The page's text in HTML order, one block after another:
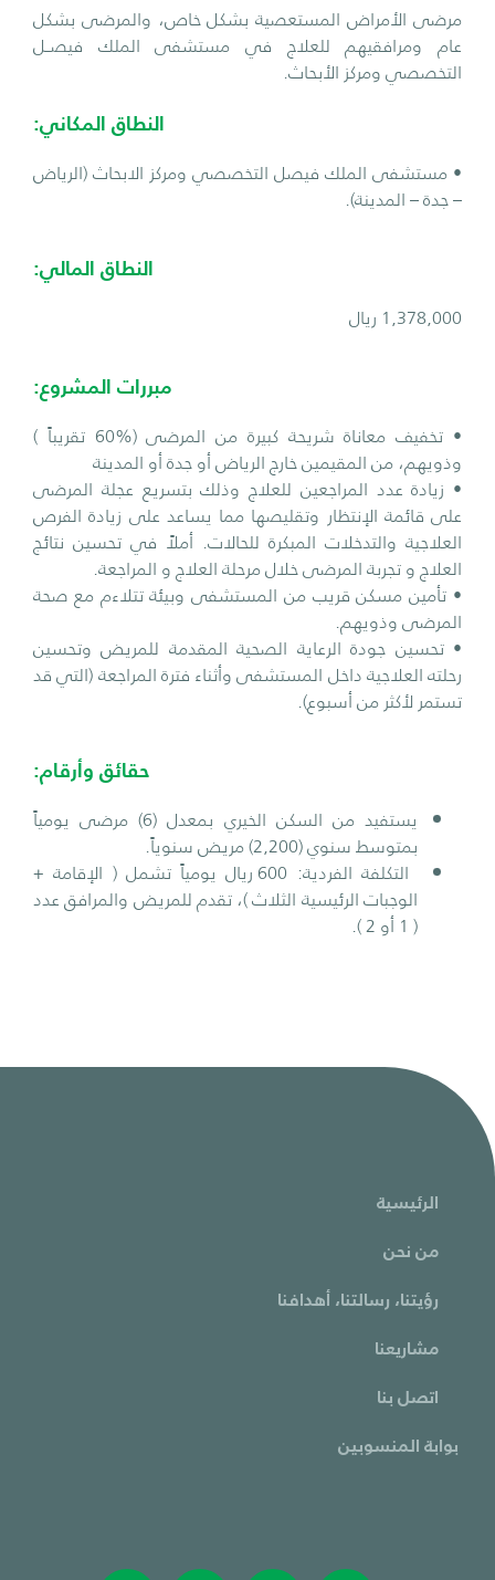
مرضى الأمراض المستعصية بشكل خاص، والمرضى بشكل
عام ومرافقيهم للعلاج في مستشفى الملك فيصــل
التخصصي ومركز الأبحاث.
النطاق المكاني:
• مستشفى الملك فيصل التخصصي ومركز الابحاث (الرياض
– جدة – المدينة).
النطاق المالي:
1,378,000 ريال
مبررات المشروع:
• تخفيف معاناة شريحة كبيرة من المرضى (%60 تقريباً )
وذويهم، من المقيمين خارج الرياض أو جدة أو المدينة
• زيادة عدد المراجعين للعلاج وذلك بتسريع عجلة المرضى
على قائمة الإنتظار وتقليصها مما يساعد على زيادة الفرص
العلاجية والتدخلات المبكرة للحالات. أملاً في تحسين نتائج
العلاج و تجربة المرضى خلال مرحلة العلاج و المراجعة.
• تأمين مسكن قريب من المستشفى وبيئة تتلاءم مع صحة
المرضى وذويهم.
• تحسين جودة الرعاية الصحية المقدمة للمريض وتحسين
رحلته العلاجية داخل المستشفى وأثناء فترة المراجعة (التي قد
تستمر لأكثر من أسبوع).
حقائق وأرقام:
يستفيد من السكن الخيري بمعدل (6) مرضى يومياً
بمتوسط سنوي (2,200) مريض سنوياً.
التكلفة الفردية: 600 ريال يومياً تشمل ( الإقامة +
الوجبات الرئيسية الثلاث )، تقدم للمريض والمرافق عدد
( 1 أو 2 ).
الرئيسية
من نحن
رؤيتنا، رسالتنا، أهدافنا
مشاريعنا
اتصل بنا
بوابة المنسوبين